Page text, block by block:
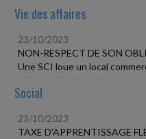
Vie des affaires
23/10/2023
NON-RESPECT DE SON
Une SCI loue un local
Social
23/10/2023
TAXE D'APPRENTISSAGE